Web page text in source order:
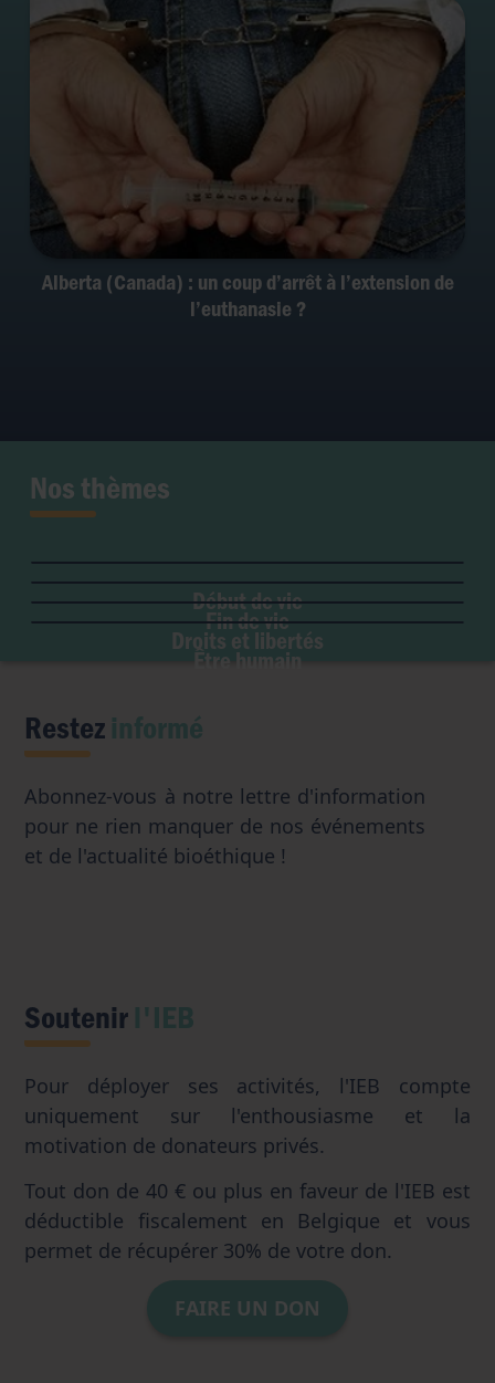
Alberta (Canada) : un coup d’arrêt à l’extension de
l’euthanasie ?
Nos thèmes
Début de vie
Fertilité et grossesse
Embryon
GPA
Avortement
Fin de vie
Euthanasie
Don d'organes
Droits et libertés
Liberté de conscience
Liberté institutionnelle
Accès aux origines
Être humain
Maladie & handicap
Genre & sexualité
Eugénisme
Transhumanisme
Restezinformé
Abonnez-vous à notre lettre d'information
pour ne rien manquer de nos événements
et de l'actualité bioéthique !
Soutenirl'IEB
Pour déployer ses activités, l'IEB compte
uniquement sur l'enthousiasme et la
motivation de donateurs privés.
Tout don de 40 € ou plus en faveur de l'IEB est
déductible fiscalement en Belgique et vous
permet de récupérer 30% de votre don.
FAIRE UN DON